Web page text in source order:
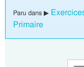
Paru dans ▶
Primaire